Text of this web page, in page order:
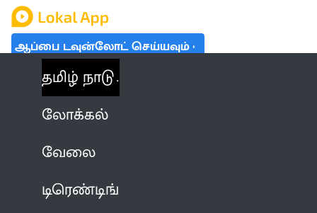
ஆப்பை டவுன்லோட் செய்யவும்
தமிழ் நாடு
லோக்கல்
வேலை
டிரெண்டிங்